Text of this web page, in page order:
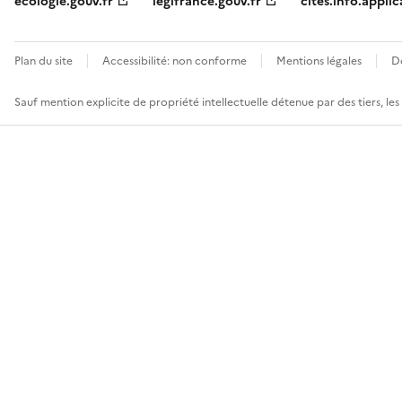
Plan du site Accessibilité: non conforme Mentions légales
Sauf mention explicite de propriété intellectuelle détenue par des tiers,